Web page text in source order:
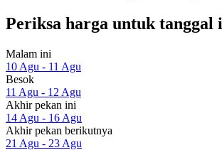
Periksa harga untuk tanggal
Malam ini
10 Agu - 11 Agu
Besok
11 Agu - 12 Agu
Akhir pekan ini
14 Agu - 16 Agu
Akhir pekan berikutnya
21 Agu - 23 Agu